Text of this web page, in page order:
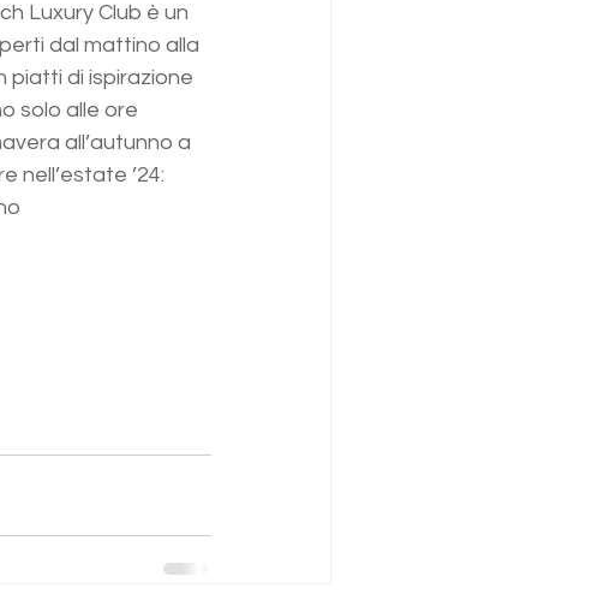
Luxury Club è un
dal mattino alla
di ispirazione
solo alle ore
all’autunno a
nell’estate ’24: